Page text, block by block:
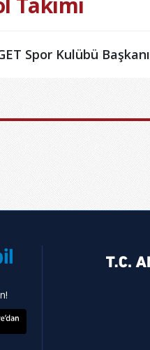
Spor Kulübü Başkanı